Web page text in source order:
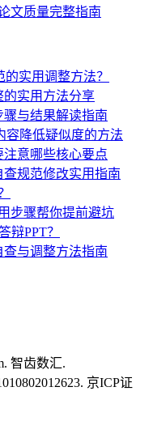
文质量完整指南
实用调整方法？
的实用方法分享
与结果解读指南
容降低疑似度的方法
意哪些核心要点
规范修改实用指南
步骤帮你提前避坑
辩PPT？
与调整方法指南
智齿数汇.
京ICP证